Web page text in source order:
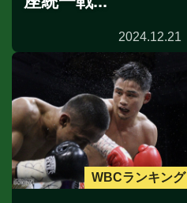
2024.12.21
WBCランキング